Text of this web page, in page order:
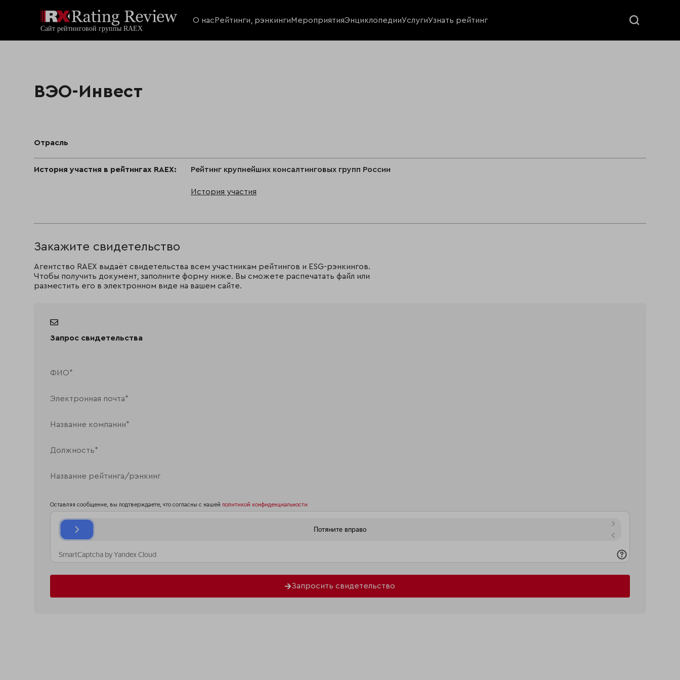
О нас Рейтинги, рэнкингиМероприятияЭнциклопедииУслугиУзнать рейтинг
ВЭО-Инвест
Отрасль
История участия в рейтингах RAEX: Рейтинг крупнейших консалтинговых групп России
История участия
Закажите свидетельство
Агентство RAEX выдаёт свидетельства всем участникам рейтингов и ESG-рэнкингов.
Чтобы получить документ, заполните форму ниже. Вы сможете распечатать файл или
разместить его в электронном виде на вашем сайте.
Запрос свидетельства
Оставляя сообщение, вы подтверждаете, что согласны с нашей политикой конфиденциальности
Запросить свидетельство